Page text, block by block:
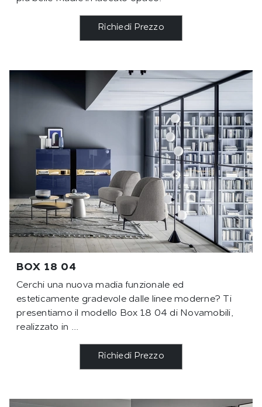
Richiedi Prezzo
BOX 18 04
Cerchi una nuova madia funzionale ed
esteticamente gradevole dalle linee moderne? Ti
presentiamo il modello Box 18 04 di Novamobili,
realizzato in ...
Richiedi Prezzo